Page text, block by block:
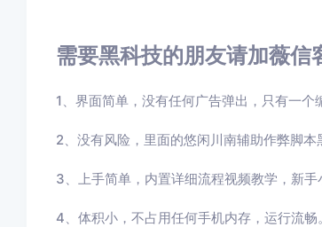
需要黑科技的朋友请加薇信
1、界面简单，没有任何广告弹出，只有一个
2、没有风险，里面的悠闲川南辅助作弊脚本
3、上手简单，内置详细流程视频教学，新手
4、体积小，不占用任何手机内存，运行流畅。